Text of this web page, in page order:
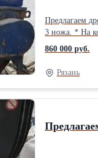
Предлагаем дробилку
3 ножа. * На
пластиках
860 000 руб.
Рязань